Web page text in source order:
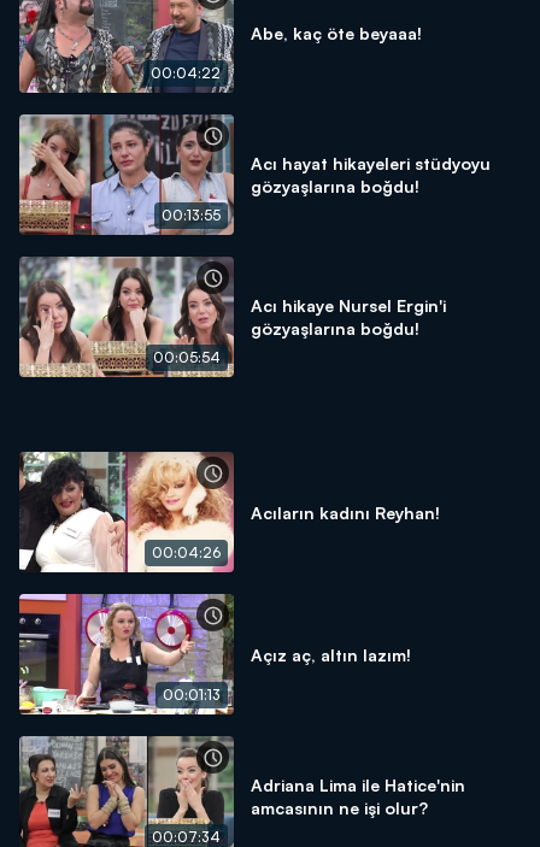
00:04:22
Abe, kaç öte beyaaa!
00:13:55
Acı hayat hikayeleri stüdyoyu
gözyaşlarına boğdu!
00:05:54
Acı hikaye Nursel Ergin'i
gözyaşlarına boğdu!
00:04:26
Acıların kadını Reyhan!
00:01:13
Açız aç, altın lazım!
00:07:34
Adriana Lima ile Hatice'nin
amcasının ne işi olur?